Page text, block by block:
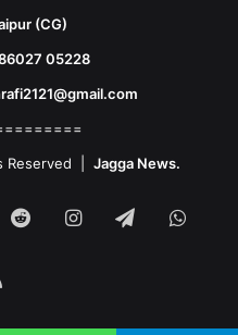
(CG)
05228
Reserved | Jagga News.
RedditInstagram
Telegram
RSS